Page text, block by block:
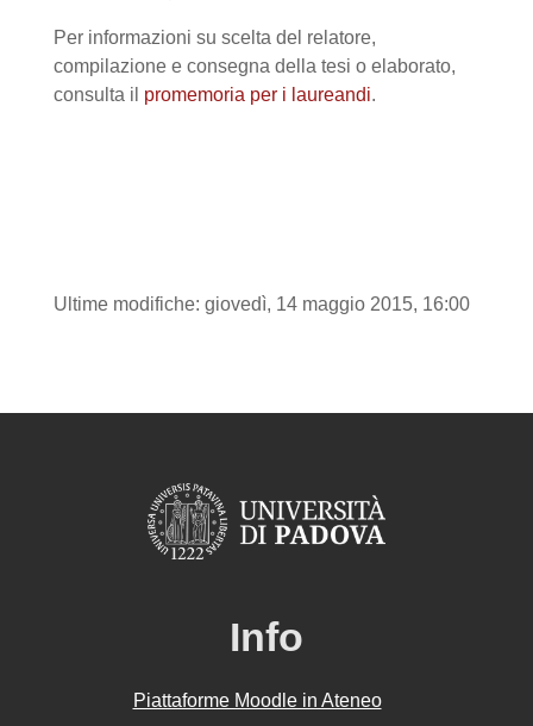
Per informazioni su scelta del relatore,
compilazione e consegna della tesi o elaborato,
consulta il promemoria per i laureandi.
Ultime modifiche: giovedì, 14 maggio 2015, 16:00
Info
Piattaforme Moodle in Ateneo